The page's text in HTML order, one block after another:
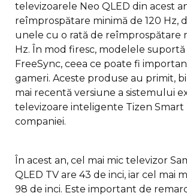
televizoarele Neo QLED din acest
reîmprospătare minimă de 120 Hz,
unele cu o rată de reîmprospătare
Hz. În mod firesc, modelele
FreeSync, ceea ce poate fi
gameri. Aceste produse au primit,
mai recentă versiune a sistemului
televizoare inteligente Tizen Smart
companiei.
În acest an, cel mai mic televizor
QLED TV are 43 de inci, iar cel mai
98 de inci. Este important de